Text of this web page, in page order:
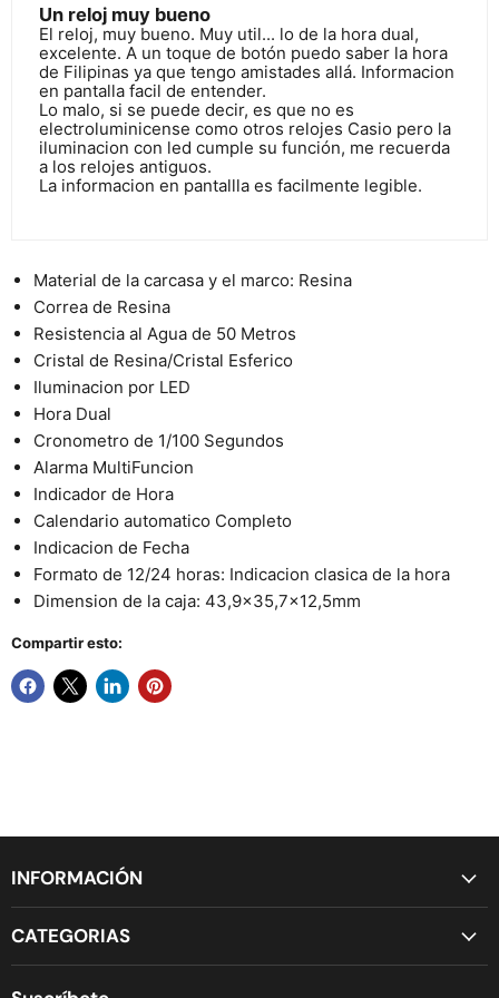
Un reloj muy bueno
El reloj, muy bueno. Muy util... lo de la hora dual,
excelente. A un toque de botón puedo saber la hora
de Filipinas ya que tengo amistades allá. Informacion
en pantalla facil de entender.
Lo malo, si se puede decir, es que no es
electroluminicense como otros relojes Casio pero la
iluminacion con led cumple su función, me recuerda
a los relojes antiguos.
La informacion en pantallla es facilmente legible.
Material de la carcasa y el marco: Resina
Correa de Resina
Resistencia al Agua de 50 Metros
Cristal de Resina/Cristal Esferico
Iluminacion por LED
Hora Dual
Cronometro de 1/100 Segundos
Alarma MultiFuncion
Indicador de Hora
Calendario automatico Completo
Indicacion de Fecha
Formato de 12/24 horas: Indicacion clasica de la hora
Dimension de la caja: 43,9x35,7x12,5mm
Compartir esto:
INFORMACIÓN
CATEGORIAS